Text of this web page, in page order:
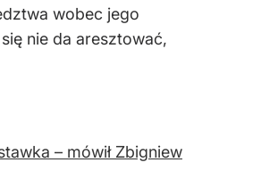
wobec jego
nie da aresztować,
– mówił Zbigniew